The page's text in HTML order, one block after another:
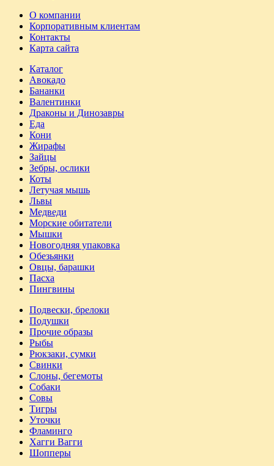
О компании
Корпоративным клиентам
Контакты
Карта сайта
Каталог
Авокадо
Бананки
Валентинки
Драконы и Динозавры
Еда
Кони
Жирафы
Зайцы
Зебры, ослики
Коты
Летучая мышь
Львы
Медведи
Морские обитатели
Мышки
Новогодняя упаковка
Обезьянки
Овцы, барашки
Пасха
Пингвины
Подвески, брелоки
Подушки
Прочие образы
Рыбы
Рюкзаки, сумки
Свинки
Слоны, бегемоты
Собаки
Совы
Тигры
Уточки
Фламинго
Хагги Вагги
Шопперы